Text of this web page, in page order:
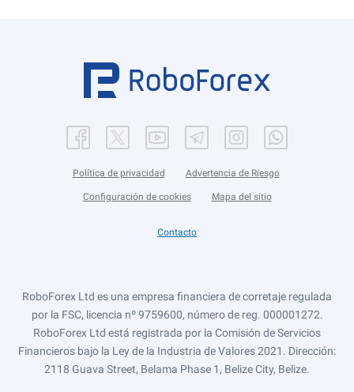
Política de privacidad Advertencia de Riesgo
Configuración de cookies Mapa del sitio
Contacto
RoboForex Ltd es una empresa financiera de corretaje regulada
por la FSC, licencia nº 9759600, número de reg. 000001272.
RoboForex Ltd está registrada por la Comisión de Servicios
Financieros bajo la Ley de la Industria de Valores 2021. Dirección:
2118 Guava Street, Belama Phase 1, Belize City, Belize.